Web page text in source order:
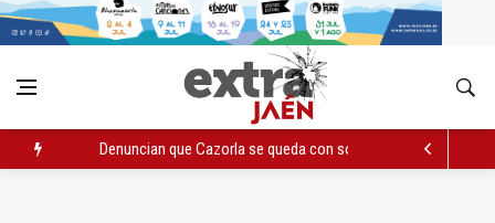
Denuncian que Cazorla se queda con solo dos bomberos por